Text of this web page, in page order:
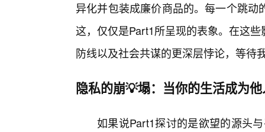
异化并包装成廉价商品的。每一个跳
这，仅仅是Part1所呈现的表象。在这
防线以及社会共谋的更深层悖论，等待
隐私的崩💡塌：当你的生活成为
如果说Part1探讨的是欲望的源头